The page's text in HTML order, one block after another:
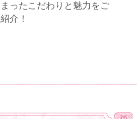
まったこだわりと魅力をご
紹介！